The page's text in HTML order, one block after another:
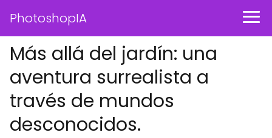
PhotoshopIA
Más allá del jardín: una
aventura surrealista a
través de mundos
desconocidos.